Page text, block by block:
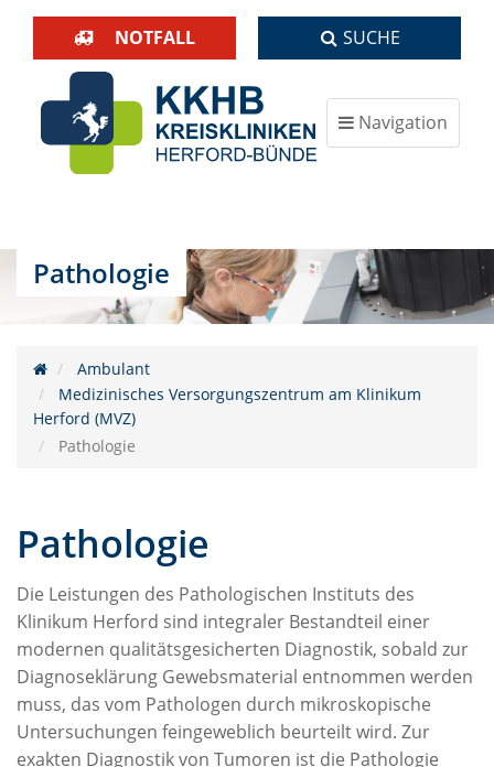
NOTFALL SUCHE
Navigation
ein-/ausblenden
Pathologie
Ambulant
Medizinisches Versorgungszentrum am Klinikum
Herford (MVZ)
Pathologie
Pathologie
Die Leistungen des Pathologischen Instituts des
Klinikum Herford sind integraler Bestandteil einer
modernen qualitätsgesicherten Diagnostik, sobald zur
Diagnoseklärung Gewebsmaterial entnommen werden
muss, das vom Pathologen durch mikroskopische
Untersuchungen feingeweblich beurteilt wird. Zur
exakten Diagnostik von Tumoren ist die Pathologie